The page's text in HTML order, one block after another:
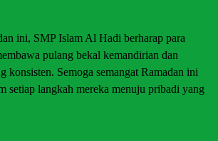
ini, SMP Islam Al Hadi berharap para
pulang bekal kemandirian dan
konsisten. Semoga semangat Ramadan ini
setiap langkah mereka menuju pribadi yang